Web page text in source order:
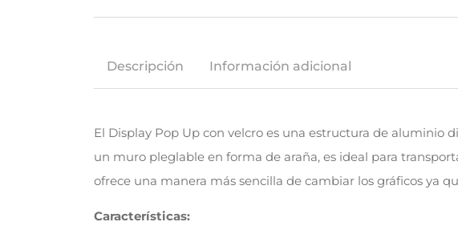
Descripción Información adicional
El Display Pop Up con velcro es una estructura de aluminio
un muro pleglable en forma de araña, es ideal para
ofrece una manera más sencilla de cambiar los gráficos ya
Características: